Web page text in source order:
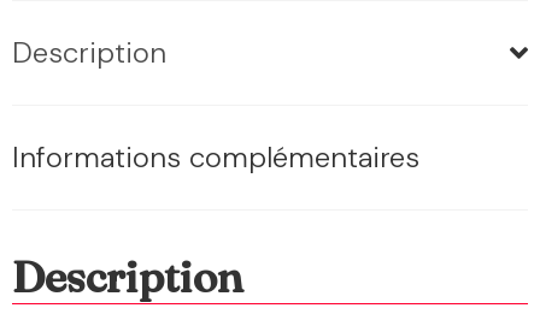
Description
Informations complémentaires
Description